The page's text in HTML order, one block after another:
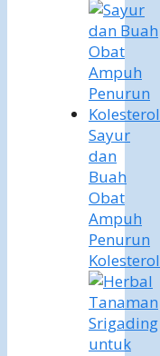
Sayur
dan
Buah
Obat
Ampuh
Penurun
Kolesterol